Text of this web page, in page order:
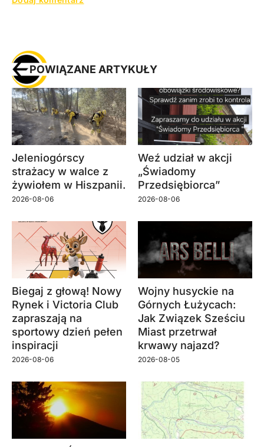
POWIĄZANE ARTYKUŁY
Jeleniogórscy
strażacy w walce z
żywiołem w Hiszpanii.
2026-08-06
Weź udział w akcji
„Świadomy
Przedsiębiorca”
2026-08-06
Biegaj z głową! Nowy
Rynek i Victoria Club
zapraszają na
sportowy dzień pełen
inspiracji
2026-08-06
Wojny husyckie na
Górnych Łużycach:
Jak Związek Sześciu
Miast przetrwał
krwawy najazd?
2026-08-05